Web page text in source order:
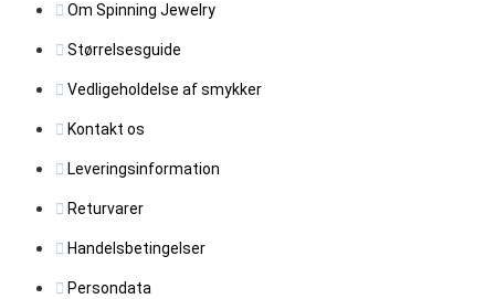
Om Spinning Jewelry
Størrelsesguide
Vedligeholdelse af smykker
Kontakt os
Leveringsinformation
Returvarer
Handelsbetingelser
Persondata